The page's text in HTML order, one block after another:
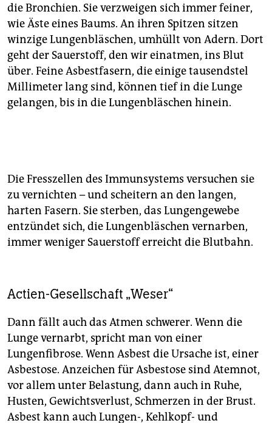
die Bronchien. Sie verzweigen sich immer feiner,
wie Äste eines Baums. An ihren Spitzen sitzen
winzige Lungenbläschen, umhüllt von Adern. Dort
geht der Sauerstoff, den wir einatmen, ins Blut
über. Feine Asbestfasern, die einige tausendstel
Millimeter lang sind, können tief in die Lunge
gelangen, bis in die Lungenbläschen hinein.
Die Fresszellen des Immunsystems versuchen sie
zu vernichten – und scheitern an den langen,
harten Fasern. Sie sterben, das Lungengewebe
entzündet sich, die Lungenbläschen vernarben,
immer weniger Sauerstoff erreicht die Blutbahn.
Actien-Gesellschaft „Weser“
Dann fällt auch das Atmen schwerer. Wenn die
Lunge vernarbt, spricht man von einer
Lungenfibrose. Wenn Asbest die Ursache ist, einer
Asbestose. Anzeichen für Asbestose sind Atemnot,
vor allem unter Belastung, dann auch in Ruhe,
Husten, Gewichtsverlust, Schmerzen in der Brust.
Asbest kann auch Lungen-, Kehlkopf- und